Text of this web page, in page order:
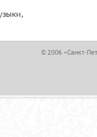
© 2006 «Санкт-